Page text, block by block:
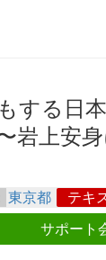
する日
岩上安
東京都 テキ
サポート